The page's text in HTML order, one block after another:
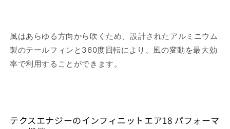
風はあらゆる方向から吹くため、設計されたアルミニウム
製のテールフィンと360度回転により、風の変動を最大効
率で利用することができます。
テクスエナジーのインフィニットエア18 パフォーマ